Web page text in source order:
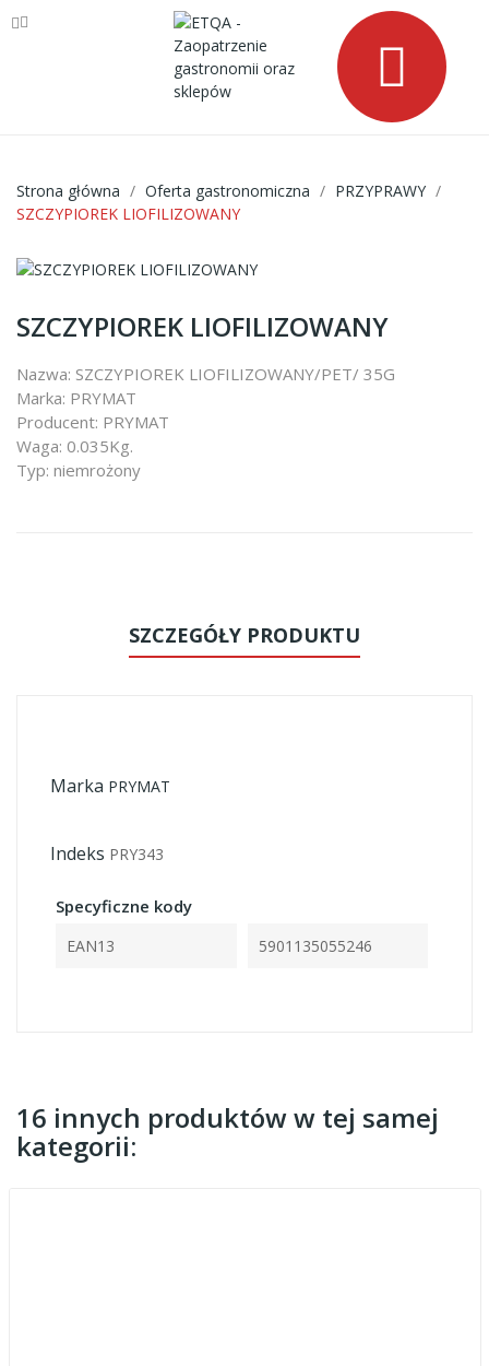
Strona główna Oferta gastronomiczna
PRZYPRAWY
SZCZYPIOREK LIOFILIZOWANY
SZCZYPIOREK LIOFILIZOWANY
Nazwa: SZCZYPIOREK LIOFILIZOWANY/PET/ 35G
Marka: PRYMAT
Producent: PRYMAT
Waga: 0.035Kg.
Typ: niemrożony
SZCZEGÓŁY PRODUKTU
Marka PRYMAT
Indeks PRY343
Specyficzne kody
EAN13 5901135055246
16 innych produktów w tej samej
kategorii: